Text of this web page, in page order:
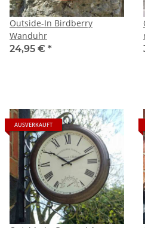
Outside-In Birdberry
Wanduhr
24,95 € *
AUSVERKAUFT